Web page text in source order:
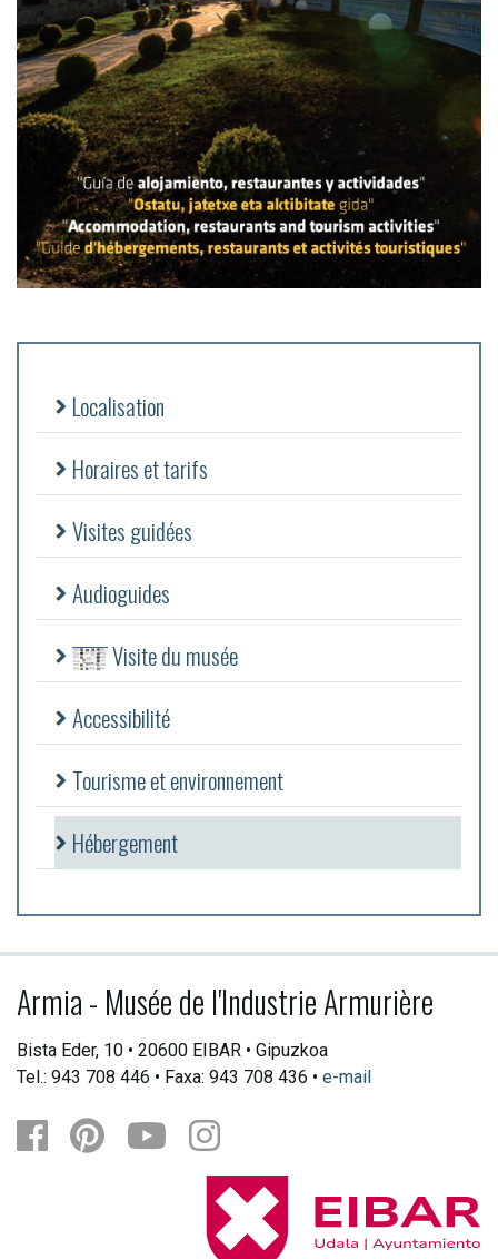
Localisation
Horaires et tarifs
Visites guidées
Audioguides
Visite du musée
Accessibilité
Tourisme et environnement
Hébergement
Armia - Musée de l'Industrie Armurière
Bista Eder, 10 • 20600 EIBAR • Gipuzkoa
Tel.: 943 708 446 • Faxa: 943 708 436 • e-mail